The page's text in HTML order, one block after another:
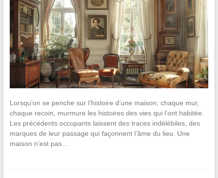
Lorsqu’on se penche sur l’histoire d’une maison, chaque mur,
chaque recoin, murmure les histoires des vies qui l’ont habitée.
Les précédents occupants laissent des traces indélébiles, des
marques de leur passage qui façonnent l’âme du lieu. Une
maison n’est pas…